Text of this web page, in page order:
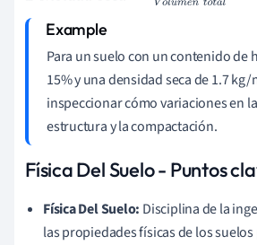
m
nt
Para un suelo con un contenido de
15% y una densidad seca de 1.7 kg/
inspeccionar cómo variaciones en
estructura y la compactación.
Física Del Suelo - Puntos
Física Del Suelo: Disciplina de la
las propiedades físicas de los